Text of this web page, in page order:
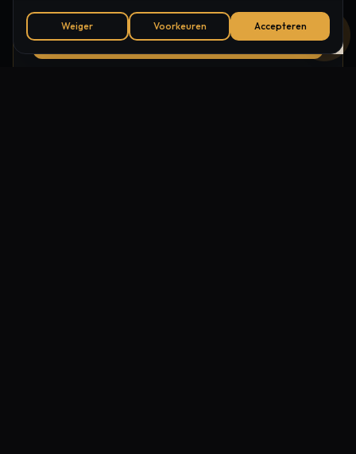
Réserver Maintenant
Weiger Voorkeuren Accepteren